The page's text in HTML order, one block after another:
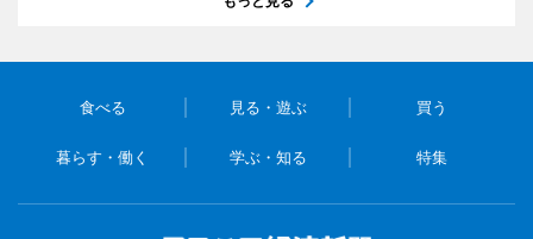
食べる 見る・遊ぶ 買う
暮らす・働く 学ぶ・知る 特集